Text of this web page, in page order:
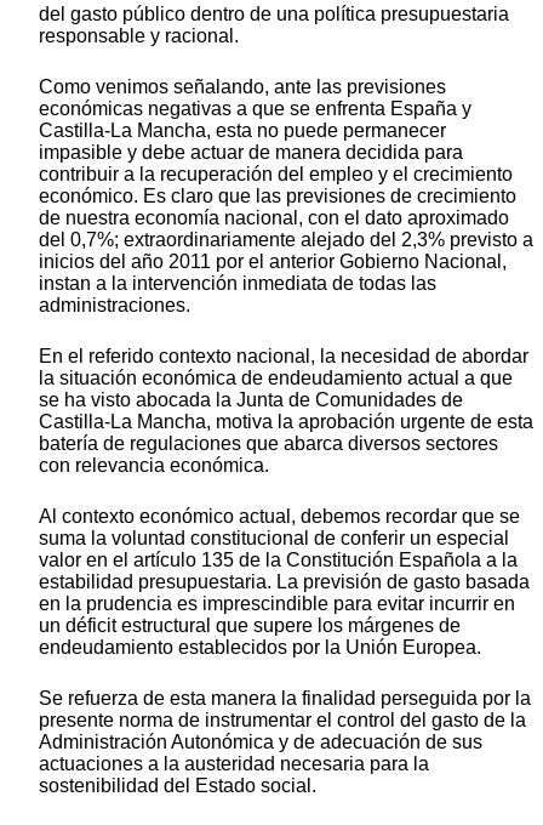
del gasto público dentro de una política presupuestaria
responsable y racional.
Como venimos señalando, ante las previsiones
económicas negativas a que se enfrenta España y
Castilla-La Mancha, esta no puede permanecer
impasible y debe actuar de manera decidida para
contribuir a la recuperación del empleo y el crecimiento
económico. Es claro que las previsiones de crecimiento
de nuestra economía nacional, con el dato aproximado
del 0,7%; extraordinariamente alejado del 2,3% previsto a
inicios del año 2011 por el anterior Gobierno Nacional,
instan a la intervención inmediata de todas las
administraciones.
En el referido contexto nacional, la necesidad de abordar
la situación económica de endeudamiento actual a que
se ha visto abocada la Junta de Comunidades de
Castilla-La Mancha, motiva la aprobación urgente de esta
batería de regulaciones que abarca diversos sectores
con relevancia económica.
Al contexto económico actual, debemos recordar que se
suma la voluntad constitucional de conferir un especial
valor en el artículo 135 de la Constitución Española a la
estabilidad presupuestaria. La previsión de gasto basada
en la prudencia es imprescindible para evitar incurrir en
un déficit estructural que supere los márgenes de
endeudamiento establecidos por la Unión Europea.
Se refuerza de esta manera la finalidad perseguida por la
presente norma de instrumentar el control del gasto de la
Administración Autonómica y de adecuación de sus
actuaciones a la austeridad necesaria para la
sostenibilidad del Estado social.